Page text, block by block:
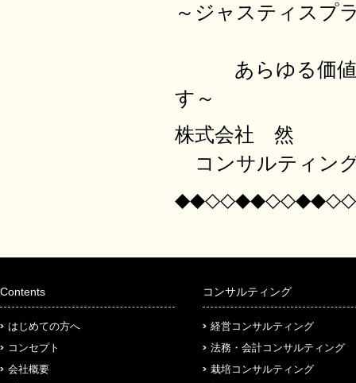
～ジャスティ
あらゆる価値を
す～
株式会社 然
コンサルティン
Contents
はじめての方へ
コンセプト
会社概要
コンサルティング
経営コンサルティング
法務・会計コンサルティング
栽培コンサルティング